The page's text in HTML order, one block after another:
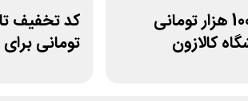
کد تخفیف 100 هزار تومانی
کالازون
تومانی